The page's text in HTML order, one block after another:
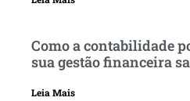
Como a contabilidade
sua gestão financeira
Leia Mais